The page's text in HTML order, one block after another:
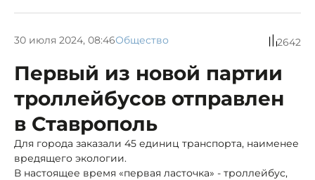
30 июля 2024, 08:46Общество 2642
Первый из новой партии
троллейбусов отправлен
в Ставрополь
Для города заказали 45 единиц транспорта, наименее
вредящего экологии.
В настоящее время «первая ласточка» - троллейбус,